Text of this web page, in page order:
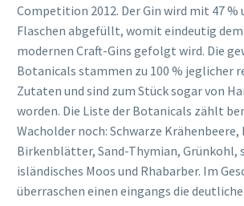
Competition 2012. Der Gin wird mit 47 %
Flaschen abgefüllt, womit eindeutig
modernen Craft-Gins gefolgt wird. Die
Botanicals stammen zu 100 % jeglicher
Zutaten und sind zum Stück sogar von
worden. Die Liste der Botanicals zählt
Wacholder noch: Schwarze Krähenbeere,
Birkenblätter, Sand-Thymian, Grünkohl,
isländisches Moos und Rhabarber. Im
überraschen einen eingangs die